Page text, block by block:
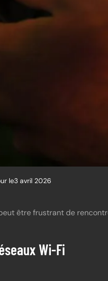
le3 avril 2026
être frustrant de
Wi-Fi